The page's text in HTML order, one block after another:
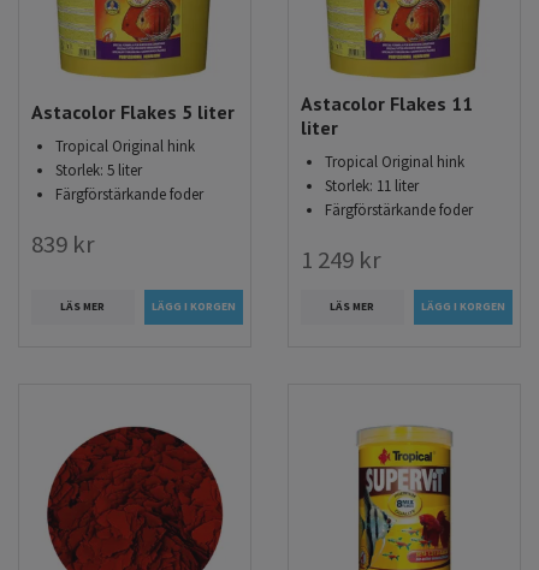
Astacolor Flakes 5 liter
Tropical Original hink
Storlek: 5 liter
Färgförstärkande foder
839 kr
LÄS MER
Astacolor Flakes 11
liter
Tropical Original hink
Storlek: 11 liter
Färgförstärkande foder
1 249 kr
LÄS MER